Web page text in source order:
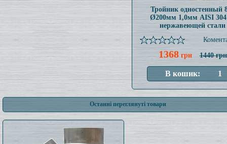
Тройник одностенный
Ø200мм 1,0мм AISI 304
нержавеющей стали
1368грн 1440 грн
Останні переглянуті товари